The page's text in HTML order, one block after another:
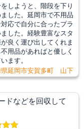
しようと、階段を下り
した。延岡市で不用品
応で自分に合ったプラ
した。経験豊富なスタ
良く運び出してくれま
用品があればと優しく
ます。
県延岡市安賀多町 山下
ドなどを回収して